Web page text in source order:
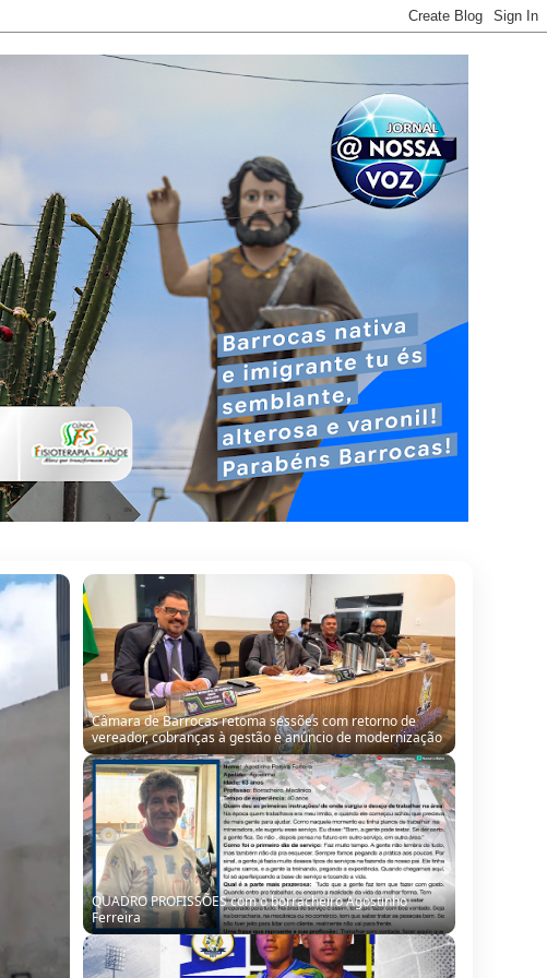
QUADRO PROFISSÕES com o borracheiro Agostinho
Ferreira
Seleção de Barrocas encara Santanópolis no terceiro
teste para o Intermunicipal 2026